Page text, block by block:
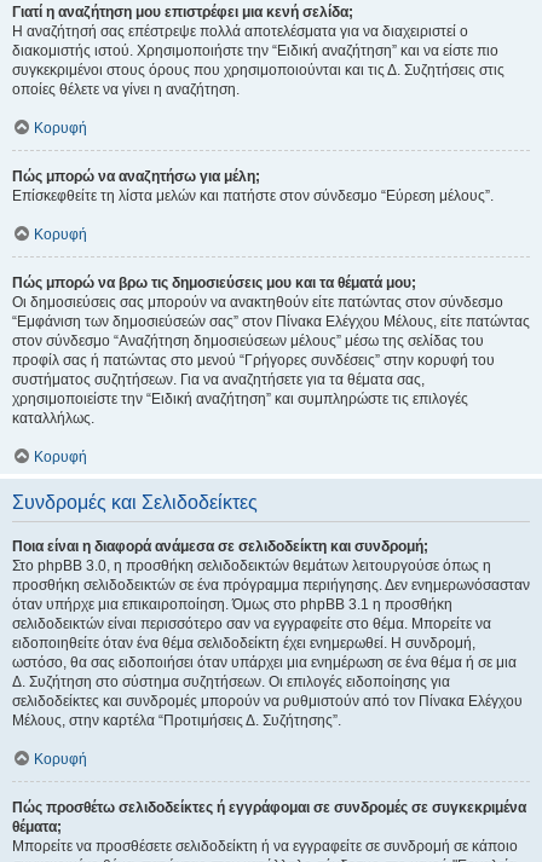
Γιατί η αναζήτηση μου επιστρέφει μια κενή σελίδα;
Η αναζήτησή σας επέστρεψε πολλά αποτελέσματα για να διαχειριστεί ο
διακομιστής ιστού. Χρησιμοποιήστε την “Ειδική αναζήτηση” και να είστε πιο
συγκεκριμένοι στους όρους που χρησιμοποιούνται και τις Δ. Συζητήσεις στις
οποίες θέλετε να γίνει η αναζήτηση.
Κορυφή
Πώς μπορώ να αναζητήσω για μέλη;
Επίσκεφθείτε τη λίστα μελών και πατήστε στον σύνδεσμο “Εύρεση μέλους”.
Κορυφή
Πώς μπορώ να βρω τις δημοσιεύσεις μου και τα θέματά μου;
Οι δημοσιεύσεις σας μπορούν να ανακτηθούν είτε πατώντας στον σύνδεσμο
“Εμφάνιση των δημοσιεύσεών σας” στον Πίνακα Ελέγχου Μέλους, είτε πατώντας
στον σύνδεσμο “Αναζήτηση δημοσιεύσεων μέλους” μέσω της σελίδας του
προφίλ σας ή πατώντας στο μενού “Γρήγορες συνδέσεις” στην κορυφή του
συστήματος συζητήσεων. Για να αναζητήσετε για τα θέματα σας,
χρησιμοποιείστε την “Ειδική αναζήτηση” και συμπληρώστε τις επιλογές
καταλλήλως.
Κορυφή
Συνδρομές και Σελιδοδείκτες
Ποια είναι η διαφορά ανάμεσα σε σελιδοδείκτη και συνδρομή;
Στο phpBB 3.0, η προσθήκη σελιδοδεικτών θεμάτων λειτουργούσε όπως η
προσθήκη σελιδοδεικτών σε ένα πρόγραμμα περιήγησης. Δεν ενημερωνόσασταν
όταν υπήρχε μια επικαιροποίηση. Όμως στο phpBB 3.1 η προσθήκη
σελιδοδεικτών είναι περισσότερο σαν να εγγραφείτε στο θέμα. Μπορείτε να
ειδοποιηθείτε όταν ένα θέμα σελιδοδείκτη έχει ενημερωθεί. Η συνδρομή,
ωστόσο, θα σας ειδοποιήσει όταν υπάρχει μια ενημέρωση σε ένα θέμα ή σε μια
Δ. Συζήτηση στο σύστημα συζητήσεων. Οι επιλογές ειδοποίησης για
σελιδοδείκτες και συνδρομές μπορούν να ρυθμιστούν από τον Πίνακα Ελέγχου
Μέλους, στην καρτέλα “Προτιμήσεις Δ. Συζήτησης”.
Κορυφή
Πώς προσθέτω σελιδοδείκτες ή εγγράφομαι σε συνδρομές σε συγκεκριμένα
θέματα;
Μπορείτε να προσθέσετε σελιδοδείκτη ή να εγγραφείτε σε συνδρομή σε κάποιο